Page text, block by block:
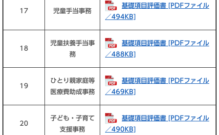
17 児童手当事務
基礎項目評価書 [PDFファイル
／494KB]
18
児童扶養手当事
務
基礎項目評価書 [PDFファイル
／488KB]
19
ひとり親家庭等
医療費助成事務
基礎項目評価書 [PDFファイル
／469KB]
20
子ども・子育て
支援事務
基礎項目評価書 [PDFファイル
／490KB]